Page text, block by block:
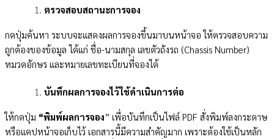
ตรวจสอบสถานะการจอง
กดปุ่มค้นหา ระบบจะแสดงผลการจองขึ้นมาบนหน้าจอ ให้ตรวจสอบความ
ถูกต้องของข้อมูล ได้แก่ ชื่อ-นามสกุล เลขตัวถังรถ (Chassis Number)
หมวดอักษร และหมายเลขทะเบียนที่จองได้
บันทึกผลการจองไว้ใช้ดำเนินการต่อ
ให้กดปุ่ม “พิมพ์ผลการจอง” เพื่อบันทึกเป็นไฟล์ PDF สั่งพิมพ์ลงกระดาษ
หรือแคปหน้าจอเก็บไว้ เอกสารนี้มีความสำคัญมาก เพราะต้องใช้เป็นหลัก